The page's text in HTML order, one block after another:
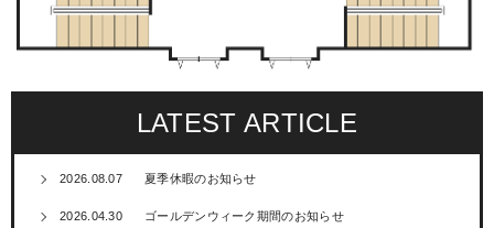
LATEST ARTICLE
2026.08.07 夏季休暇のお知らせ
2026.04.30 ゴールデンウィーク期間のお知らせ